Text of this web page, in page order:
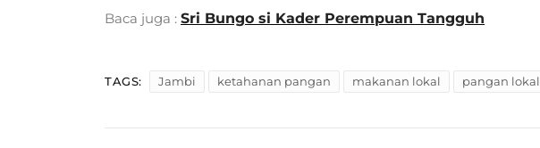
Baca juga : Sri Bungo si Kader Perempuan Tangguh
TAGS: Jambi ketahanan pangan makanan lokal pangan lokal